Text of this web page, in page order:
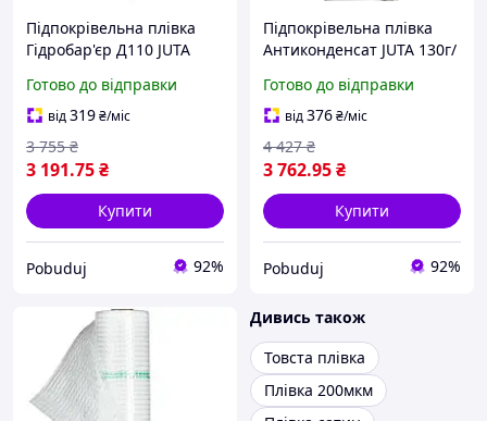
Підпокрівельна плівка
Гідробар'єр Д110 JUTA
Готово до відправки
від319₴/міс
3 191.75₴
3 755 ₴
Купити
Pobuduj 92%
Підпокрівельна плівка
Антиконденсат JUTA 130г/
Готово до відправки
від376₴/міс
3 762.95₴
4 427 ₴
Купити
Pobuduj 92%
Дивись також
Товста плівка
Плівка 200мкм